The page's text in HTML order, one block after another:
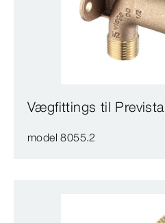
Vægfittings til Prevista
model 8055.2